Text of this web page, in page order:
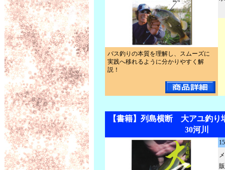
バス釣りの本質を理解し、スムーズに
実践へ移れるように分かりやすく解
説！
【書籍】列島横断 大アユ釣り
30河川